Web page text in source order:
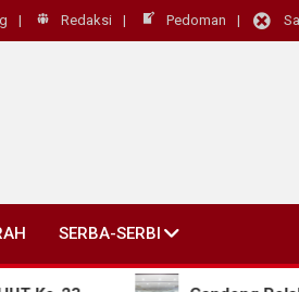
Redaksi Pedoman
SERBA-SERBI